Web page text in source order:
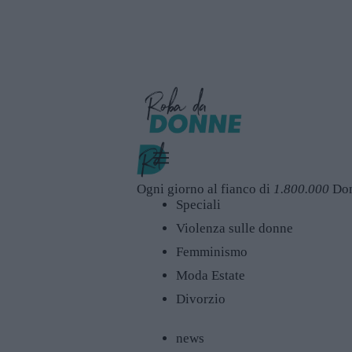
Ogni giorno al fianco di 1.800.000
Speciali
Violenza sulle donne
Femminismo
Moda Estate
Divorzio
news